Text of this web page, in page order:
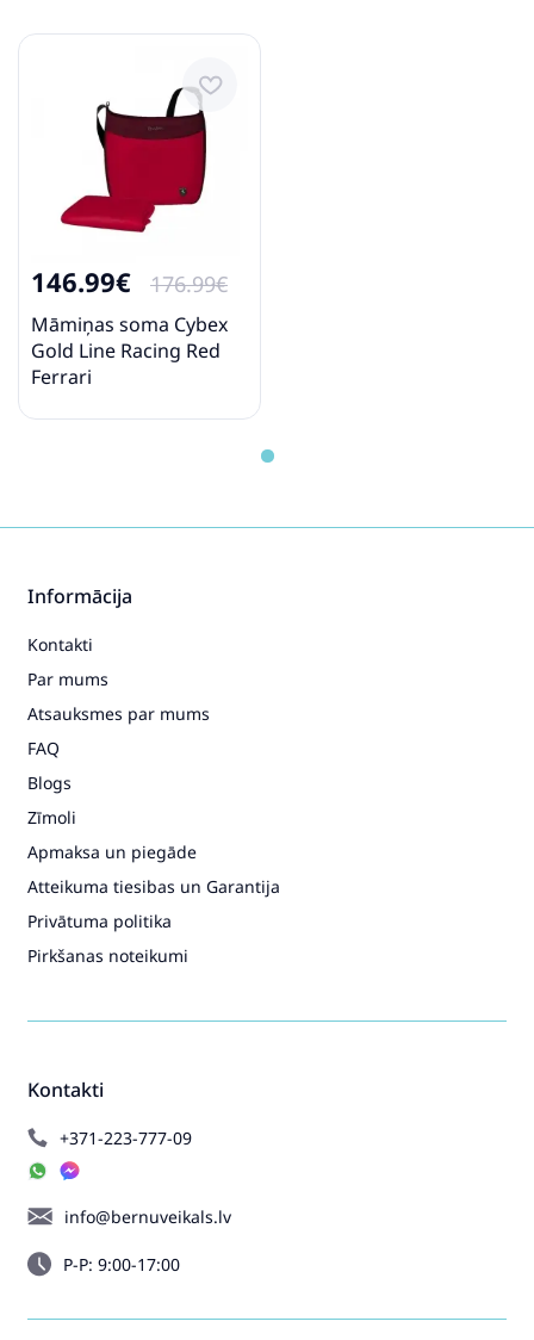
146.99€ 176.99€
Māmiņas soma Cybex
Gold Line Racing Red
Ferrari
Kontakti
+371-223-777-09
info@bernuveikals.lv
P-P: 9:00-17:00
Informācija
Kontakti
Par mums
Atsauksmes par mums
FAQ
Blogs
Zīmoli
Apmaksa un piegāde
Atteikuma tiesibas un Garantija
Privātuma politika
Pirkšanas noteikumi